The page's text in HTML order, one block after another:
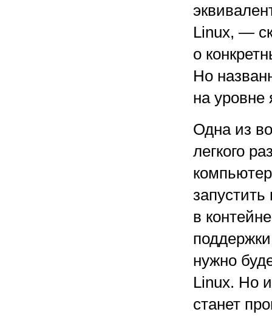
Linux, —
о
Но
на уровне
Одна из
легкого
в
нужно
Linux. Но
станет